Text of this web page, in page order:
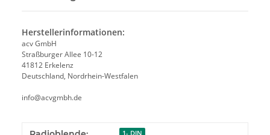
Herstellerinformationen:
acv GmbH
Straßburger Allee 10-12
41812 Erkelenz
Deutschland, Nordrhein-Westfalen
info@acvgmbh.de
1- DIN